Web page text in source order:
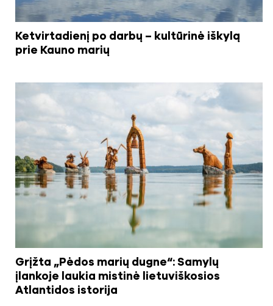
Ketvirtadienį po darbų – kultūrinė iškylą
prie Kauno marių
Grįžta „Pėdos marių dugne“: Samylų
įlankoje laukia mistinė lietuviškosios
Atlantidos istorija